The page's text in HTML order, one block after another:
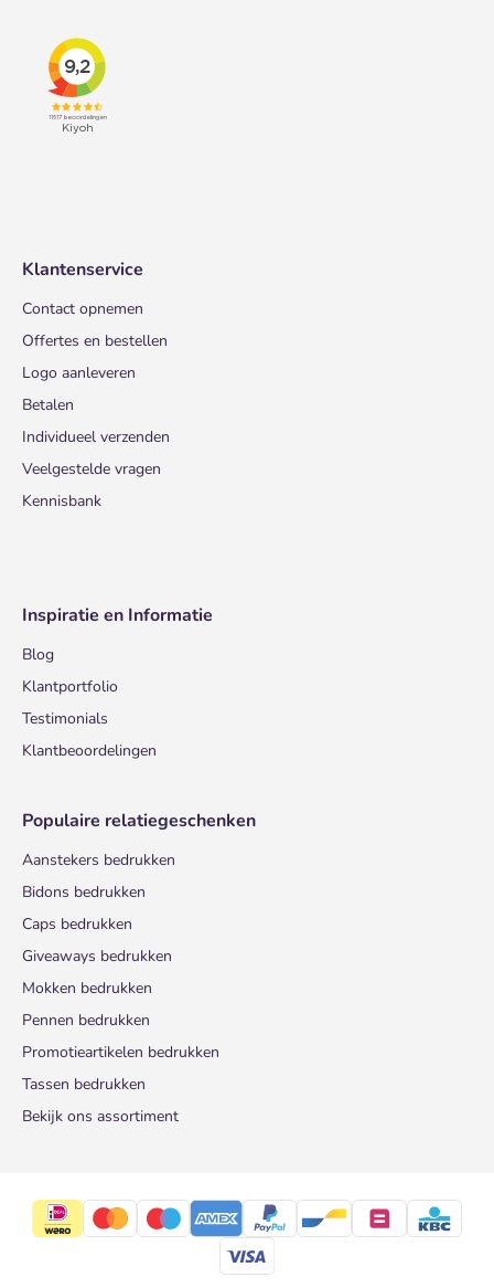
Klantenservice
Contact opnemen
Offertes en bestellen
Logo aanleveren
Betalen
Individueel verzenden
Veelgestelde vragen
Kennisbank
Inspiratie en Informatie
Blog
Klantportfolio
Testimonials
Klantbeoordelingen
Populaire relatiegeschenken
Aanstekers bedrukken
Bidons bedrukken
Caps bedrukken
Giveaways bedrukken
Mokken bedrukken
Pennen bedrukken
Promotieartikelen bedrukken
Tassen bedrukken
Bekijk ons assortiment